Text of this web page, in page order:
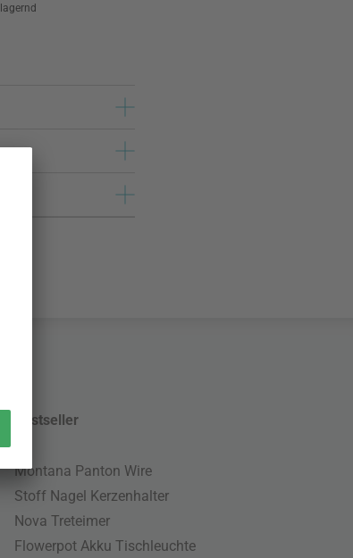
lagernd
Bestseller
Montana Panton Wire
Stoff Nagel Kerzenhalter
Nova Treteimer
Flowerpot Akku Tischleuchte